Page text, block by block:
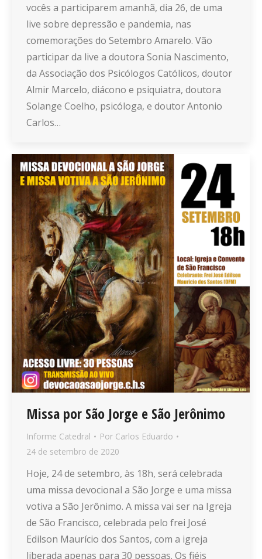
vocês a participarem amanhã, dia 26, de uma
live sobre depressão e pandemia, nas
comemorações do Setembro Amarelo. Vão
participar da live a doutora Sonia Nascimento,
da Associação dos Psicólogos Católicos, doutor
Almir Marcelo, diácono e psiquiatra, doutora
Solange Coelho, psicóloga, e doutor Antonio
Carlos…
Missa por São Jorge e São Jerônimo
Informe Catedral Por Carlos Eduardo
24 de setembro de 2020
Hoje, 24 de setembro, às 18h, será celebrada
uma missa devocional a São Jorge e uma missa
votiva a São Jerônimo. A missa vai ser na Igreja
de São Francisco, celebrada pelo frei José
Edilson Maurício dos Santos, com a igreja
liberada apenas para 30 pessoas. Os fiéis